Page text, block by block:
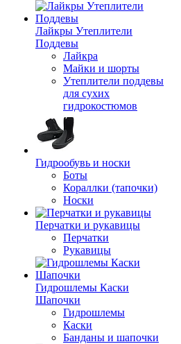
Лайкры Утеплители
Поддевы
Лайкра
Майки и шорты
Утеплители поддевы
для сухих
гидрокостюмов
Гидрообувь и носки
Боты
Кораллки (тапочки)
Носки
Перчатки и рукавицы
Перчатки
Рукавицы
Гидрошлемы Каски
Шапочки
Гидрошлемы
Каски
Банданы и шапочки